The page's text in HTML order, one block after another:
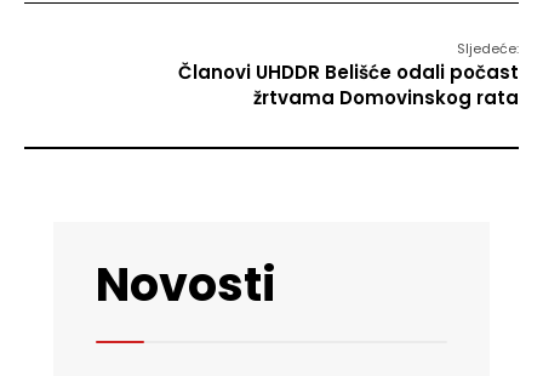
Sljedeće:
Članovi UHDDR Belišće odali počast
žrtvama Domovinskog rata
Novosti